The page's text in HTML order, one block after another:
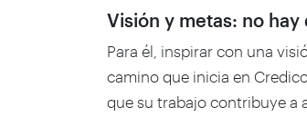
Visión y metas: no
Para él, inspirar con una
camino que inicia en
que su trabajo contribuye a